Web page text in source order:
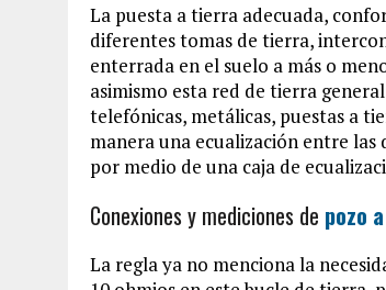
La puesta a tierra adecuada,
diferentes tomas de tierra,
enterrada en el suelo a más o
asimismo esta red de tierra
telefónicas, metálicas, puestas a
manera una ecualización entre
por medio de una caja de
Conexiones y mediciones de pozo
La regla ya no menciona la